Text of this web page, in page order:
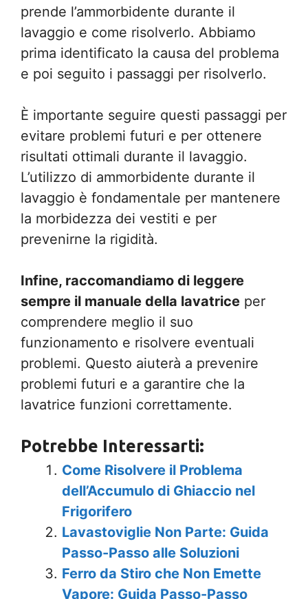
prende l’ammorbidente durante il
lavaggio e come risolverlo. Abbiamo
prima identificato la causa del problema
e poi seguito i passaggi per risolverlo.
È importante seguire questi passaggi per
evitare problemi futuri e per ottenere
risultati ottimali durante il lavaggio.
L’utilizzo di ammorbidente durante il
lavaggio è fondamentale per mantenere
la morbidezza dei vestiti e per
prevenirne la rigidità.
Infine, raccomandiamo di leggere
sempre il manuale della lavatrice per
comprendere meglio il suo
funzionamento e risolvere eventuali
problemi. Questo aiuterà a prevenire
problemi futuri e a garantire che la
lavatrice funzioni correttamente.
Potrebbe Interessarti:
Come Risolvere il Problema
dell’Accumulo di Ghiaccio nel
Frigorifero
Lavastoviglie Non Parte: Guida
Passo-Passo alle Soluzioni
Ferro da Stiro che Non Emette
Vapore: Guida Passo-Passo